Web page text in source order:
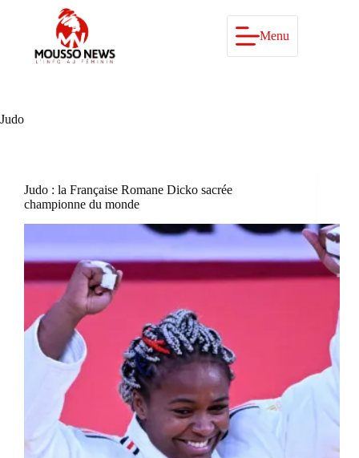
Menu
Judo
Judo : la Française Romane Dicko sacrée
championne du monde